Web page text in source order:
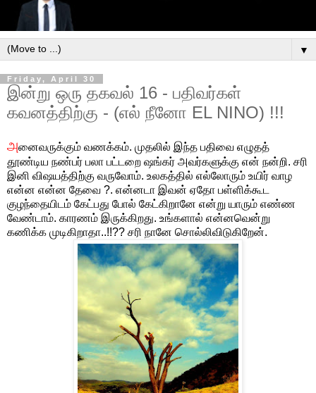
▼
Friday, April 30
இன்று ஒரு தகவல் 16 - பதிவர்கள்
கவனத்திற்கு - (எல் நீனோ EL NINO) !!!
அனைவருக்கும் வணக்கம். முதலில் இந்த பதிவை எழுதத்
தூண்டிய நண்பர் பலா பட்டறை ஷங்கர் அவர்களுக்கு என் நன்றி. சரி
இனி விஷயத்திற்கு வருவோம். உலகத்தில் எல்லோரும் உயிர் வாழ
என்ன என்ன தேவை ?. என்னடா இவன் ஏதோ பள்ளிக்கூட
குழந்தையிடம் கேட்பது போல் கேட்கிறானே என்று யாரும் எண்ண
வேண்டாம். காரணம் இருக்கிறது. உங்களால் என்னவென்று
கணிக்க முடிகிறாதா..!!?? சரி நானே சொல்லிவிடுகிறேன்.